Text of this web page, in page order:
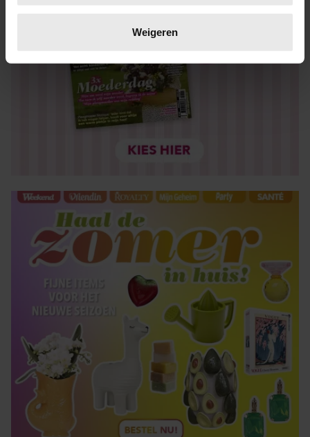
verwerkt en stel uw voorkeuren in het
intrekken in de Cookieverklaring.
We gebruiken cookies om content en advertenties te
personaliseren, om functies voor social media te bieden
en om ons websiteverkeer te analyseren. Ook delen we
informatie over uw gebruik van onze site met onze
informatie die u aan ze heeft verstrekt of die ze hebben
verzameld op basis van uw gebruik van hun services. U
gaat akkoord met onze cookies als u onze website blijft
gebruiken.
Weigeren